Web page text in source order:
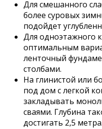
Для смешанного
более суровых
подойдет
Для одноэтажного
оптимальным
ленточный
столбами.
На глинистой или
под дом с легкой
закладывать
сваями. Глубина
достигать 2,5 метра.